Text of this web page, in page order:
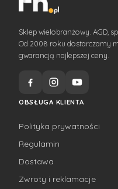
Sklep wielobranżowy. AGD,
Od 2008 roku dostarczamy
gwarancją najlepszej ceny.
OBSŁUGA KLIENTA
Polityka prywatności
Regulamin
Dostawa
Zwroty i reklamacje